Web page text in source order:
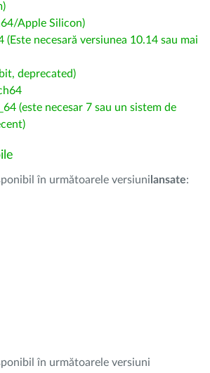
Apple Silicon)
(Este necesară versiunea 10.14 sau mai
deprecated)
(este necesar 7 sau un sistem de
în următoarele versiuni lansate:
în următoarele versiuni